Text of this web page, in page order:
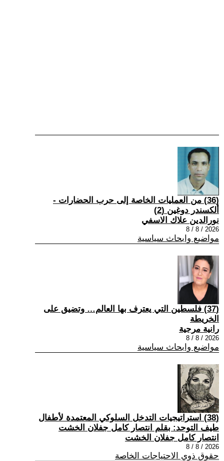
(36) من العمليات الخاصة إلى حرب الحضارات -
ألكسندر دوغين (2)
نورالدين علاك الاسفي
2026 / 8 / 8
مواضيع وابحاث سياسية
(37) فلسطين التي يعترف بها العالم… وتضيق على
الخريطة
رانية مرجية
2026 / 8 / 8
مواضيع وابحاث سياسية
(38) استراتيجيات التدخل السلوكي المعتمدة لأطفال
طيف التوحد: بقلم انتصار كامل جفلان الخشت
انتصار كامل جفلان الخشت
2026 / 8 / 8
حقوق ذوي الاحتياجات الخاصة